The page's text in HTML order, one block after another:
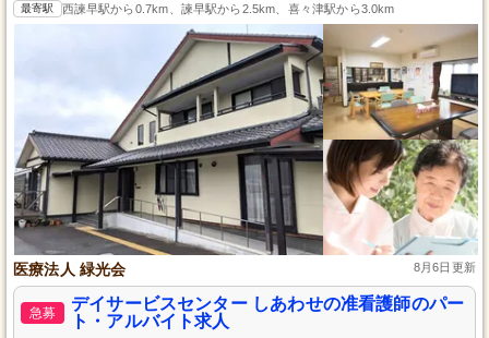
最寄駅 西諫早駅から0.7km、諫早駅から2.5km、喜々津駅から3.0km
医療法人 緑光会 8月6日更新
急募
デイサービスセンター しあわせの准看護師のパー
ト・アルバイト求人